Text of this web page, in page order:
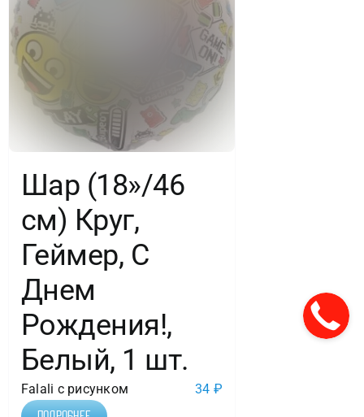
Шар (18»/46
см) Круг,
Геймер, С
Днем
Рождения!,
Белый, 1 шт.
Falali с рисунком 34 ₽